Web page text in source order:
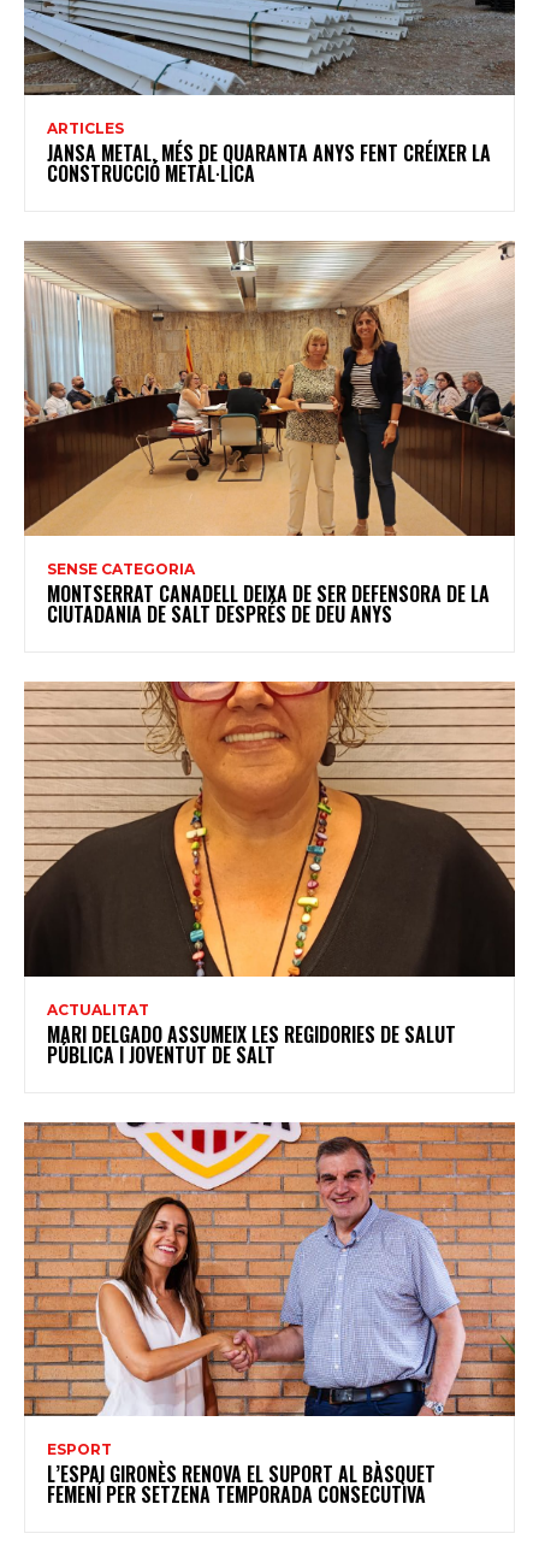
ARTICLES
JANSA METAL, MÉS DE QUARANTA ANYS FENT CRÉIXER LA
CONSTRUCCIÓ METÀL·LICA
SENSE CATEGORIA
MONTSERRAT CANADELL DEIXA DE SER DEFENSORA DE LA
CIUTADANIA DE SALT DESPRÉS DE DEU ANYS
ACTUALITAT
MARI DELGADO ASSUMEIX LES REGIDORIES DE SALUT
PÚBLICA I JOVENTUT DE SALT
ESPORT
L’ESPAI GIRONÈS RENOVA EL SUPORT AL BÀSQUET
FEMENÍ PER SETZENA TEMPORADA CONSECUTIVA